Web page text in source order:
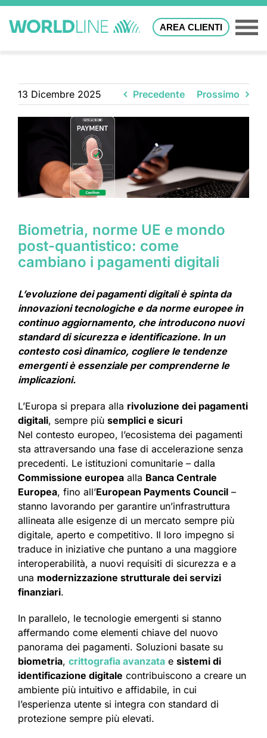
AREA CLIENTI
13 Dicembre 2025 Precedente Prossimo
Biometria, norme UE e mondo
post-quantistico: come
cambiano i pagamenti digitali
L’evoluzione dei pagamenti digitali è spinta da
innovazioni tecnologiche e da norme europee in
continuo aggiornamento, che introducono nuovi
standard di sicurezza e identificazione. In un
contesto così dinamico, cogliere le tendenze
emergenti è essenziale per comprenderne le
implicazioni.
L’Europa si prepara alla rivoluzione dei pagamenti
digitali, sempre più semplici e sicuri
Nel contesto europeo, l’ecosistema dei pagamenti
sta attraversando una fase di accelerazione senza
precedenti. Le istituzioni comunitarie – dalla
Commissione europea alla Banca Centrale
Europea, fino all’European Payments Council –
stanno lavorando per garantire un’infrastruttura
allineata alle esigenze di un mercato sempre più
digitale, aperto e competitivo. Il loro impegno si
traduce in iniziative che puntano a una maggiore
interoperabilità, a nuovi requisiti di sicurezza e a
una modernizzazione strutturale dei servizi
finanziari.
In parallelo, le tecnologie emergenti si stanno
affermando come elementi chiave del nuovo
panorama dei pagamenti. Soluzioni basate su
biometria, crittografia avanzata e sistemi di
identificazione digitale contribuiscono a creare un
ambiente più intuitivo e affidabile, in cui
l’esperienza utente si integra con standard di
protezione sempre più elevati.